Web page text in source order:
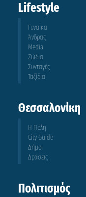
Lifestyle
Γυναίκα
Άνδρας
Media
Ζώδια
Συνταγές
Ταξίδια
Θεσσαλονίκη
Η Πόλη
City Guide
Δήμοι
Δράσεις
Πολιτισμός